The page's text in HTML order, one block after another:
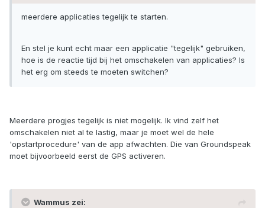
meerdere applicaties tegelijk te starten.
En stel je kunt echt maar een applicatie "tegelijk" gebruiken,
hoe is de reactie tijd bij het omschakelen van applicaties? Is
het erg om steeds te moeten switchen?
Meerdere progjes tegelijk is niet mogelijk. Ik vind zelf het
omschakelen niet al te lastig, maar je moet wel de hele
'opstartprocedure' van de app afwachten. Die van Groundspeak
moet bijvoorbeeld eerst de GPS activeren.
Wammus zei: